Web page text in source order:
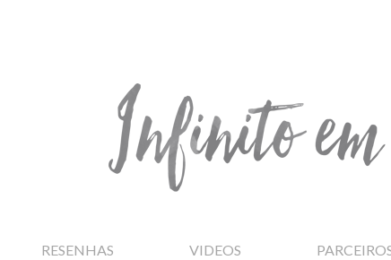
RESENHAS VIDEOS